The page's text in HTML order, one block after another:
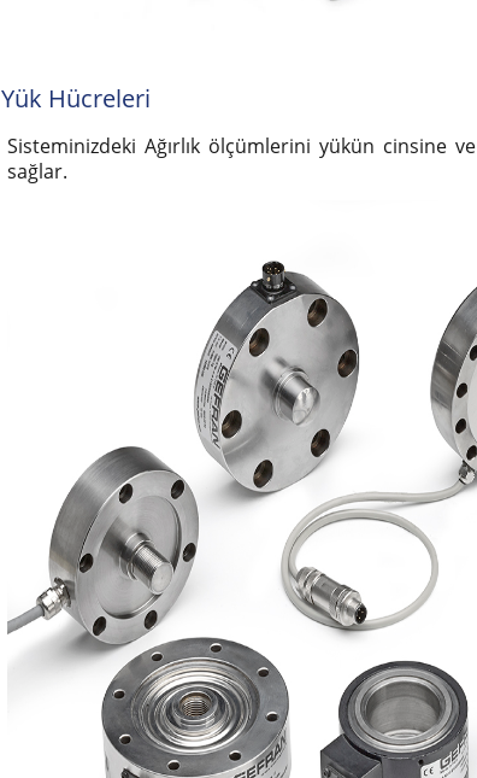
Yük Hücreleri
Sisteminizdeki Ağırlık ölçümlerini yükün cinsine
sağlar.